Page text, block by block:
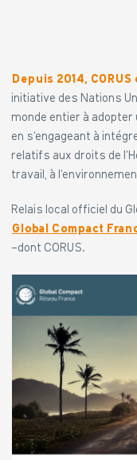
Depuis 2014,
initiative des Nations
monde entier à
en s’engageant à
relatifs aux droits de
travail, à
Relais local officiel du
Global Compact
-dont CORUS.